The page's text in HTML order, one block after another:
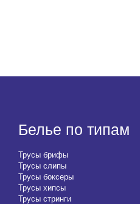
Белье по типам
Трусы брифы
Трусы слипы
Трусы боксеры
Трусы хипсы
Трусы стринги